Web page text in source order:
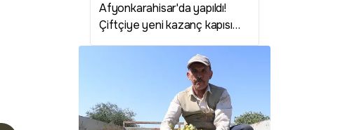
Afyonkarahisar'da yapıldı!
Çiftçiye yeni kazanç kapısı